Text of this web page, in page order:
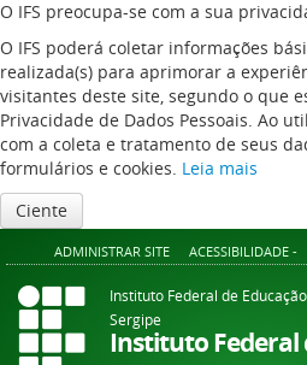
O IFS preocupa-se com a sua
O IFS poderá coletar informações
realizada(s) para aprimorar a
visitantes deste site, segundo o que
Privacidade de Dados Pessoais. Ao
com a coleta e tratamento de seus
formulários e cookies. Leia mais
Ciente
ADMINISTRAR SITE ACESSIBILIDADE -
Instituto Federal de
Sergipe
Instituto Federal